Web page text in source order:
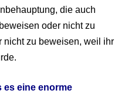
die auch
oder nicht zu
nicht zu beweisen, weil ihr
es eine enorme